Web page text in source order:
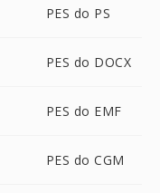
PES do PS
PES do DOCX
PES do EMF
PES do CGM